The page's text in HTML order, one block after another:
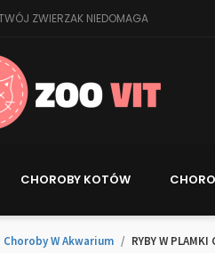
ZWIERZAK NIEDOMAGA
CHOROBY KOTÓW
Choroby W Akwarium RYBY W PLAMKI